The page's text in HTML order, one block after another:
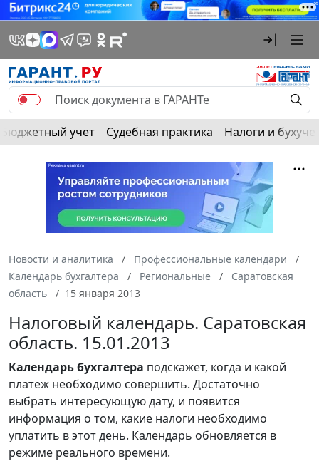
Бюджетный учет Судебная практика Налоги и
Новости и аналитика
Профессиональные календари
Календарь бухгалтера
Региональные
Саратовская
область
15 января 2013
Налоговый календарь. Саратовская
область. 15.01.2013
Календарьбухгалтера подскажет, когда и какой
платеж необходимо совершить. Достаточно
выбрать интересующую дату, и появится
информация о том, какие налоги необходимо
уплатить в этот день. Календарь обновляется в
режиме реального времени.